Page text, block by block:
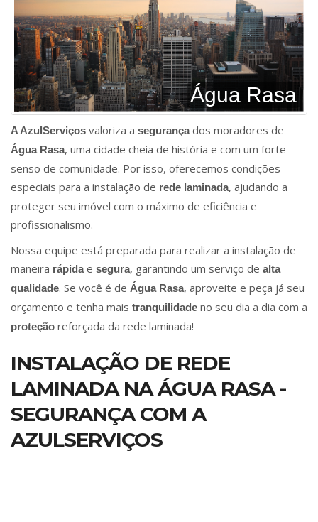
Água Rasa
A AzulServiços valoriza a segurançados moradores de
Água Rasa, uma cidade cheia de história e com um forte
senso de comunidade. Por isso, oferecemos condições
especiais para a instalação de rede laminada, ajudando a
proteger seu imóvel com o máximo de eficiência e
profissionalismo.
Nossa equipe está preparada para realizar a instalação de
maneira rápidae segura, garantindo um serviço de alta
qualidade. Se você é de Água Rasa, aproveite e peça já seu
orçamento e tenha mais tranquilidade no seu dia a dia com a
proteção reforçada da rede laminada!
INSTALAÇÃO DE REDE
LAMINADA NA ÁGUA RASA -
SEGURANÇA COM A
AZULSERVIÇOS